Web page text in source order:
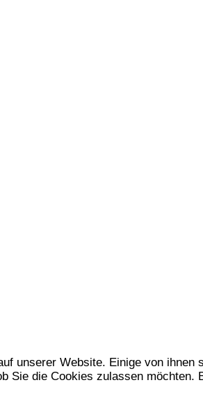
unserer Website. Einige von
Sie die Cookies zulassen möchten.